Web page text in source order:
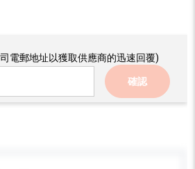
電郵地址以獲取供應商的迅速回覆)
確認